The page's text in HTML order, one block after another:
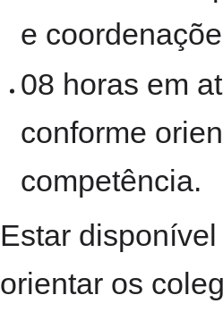
e
08 horas em
conforme
competência.
Estar
orientar os